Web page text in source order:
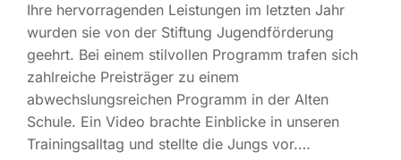
Ihre hervorragenden Leistungen im letzten Jahr
wurden sie von der Stiftung Jugendförderung
geehrt. Bei einem stilvollen Programm trafen sich
zahlreiche Preisträger zu einem
abwechslungsreichen Programm in der Alten
Schule. Ein Video brachte Einblicke in unseren
Trainingsalltag und stellte die Jungs vor.…